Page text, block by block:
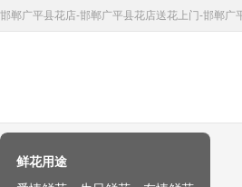
邯郸广平县花店-邯郸广平县花店送花上门-邯郸广
鲜花用途